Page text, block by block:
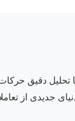
تحلیل دقیق
جدیدی از